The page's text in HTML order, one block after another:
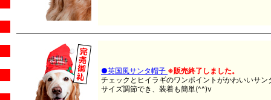
●英国風サンタ帽子 ※販売終了しました。
チェックとヒイラギのワンポイントがかわいいサ
サイズ調節でき、装着も簡単(^^)v